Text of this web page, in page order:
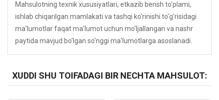
Mahsulotning texnik xususiyatlari, etkazib berish to'plami,
ishlab chiqarilgan mamlakati va tashqi ko'rinishi to'g'risidagi
ma'lumotlar faqat ma'lumot uchun mo'ljallangan va nashr
paytida mavjud bo'lgan so'nggi ma'lumotlarga asoslanadi.
XUDDI SHU TOIFADAGI BIR NECHTA MAHSULOT: